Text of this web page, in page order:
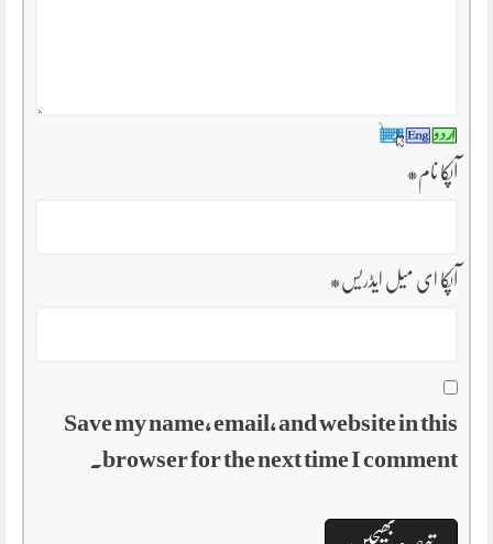
آپکا نام*
آپکا ای میل ایڈریس*
Save my name, email, and website in this
browser for the next time I comment.